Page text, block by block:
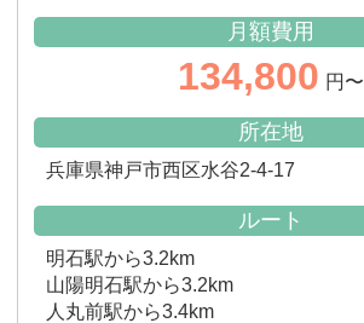
月額費用
134,800 円〜
所在地
兵庫県神戸市西区水谷2-4-17
ルート
明石駅から3.2km
山陽明石駅から3.2km
人丸前駅から3.4km